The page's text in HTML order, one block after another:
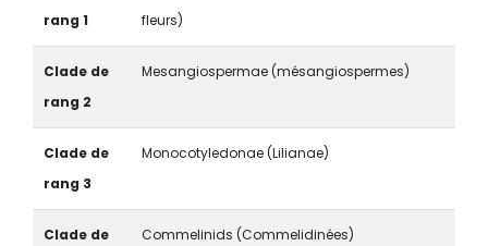
rang 1
fleurs)
Clade de
rang 2
Mesangiospermae (mésangiospermes)
Clade de
rang 3
Monocotyledonae (Lilianae)
Clade de
Commelinids (Commelidinées)